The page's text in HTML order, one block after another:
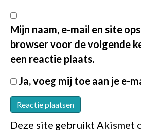
Mijn naam, e-mail en site
browser voor de volgende
een reactie plaats.
Ja, voeg mij toe aan je e-
Deze site gebruikt Akismet